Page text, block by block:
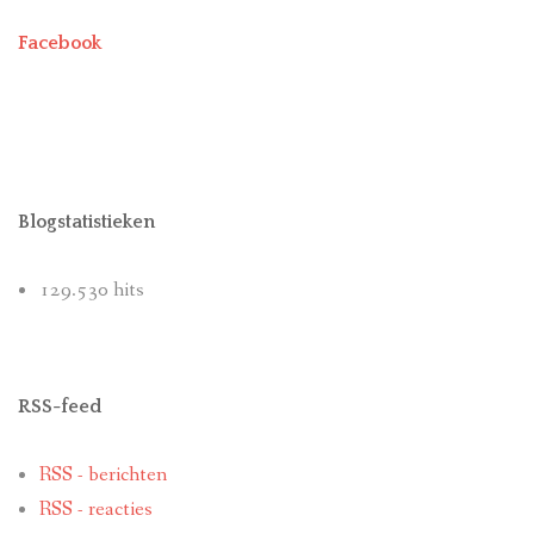
Facebook
Blogstatistieken
129.530 hits
RSS-feed
RSS - berichten
RSS - reacties